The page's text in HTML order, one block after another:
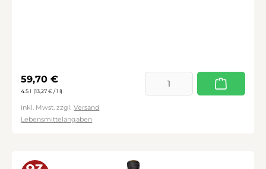
Regulärer Preis:
59,70 €
4.5 l (13,27 € / 1 l)
inkl. Mwst. zzgl. Versand
Lebensmittelangaben